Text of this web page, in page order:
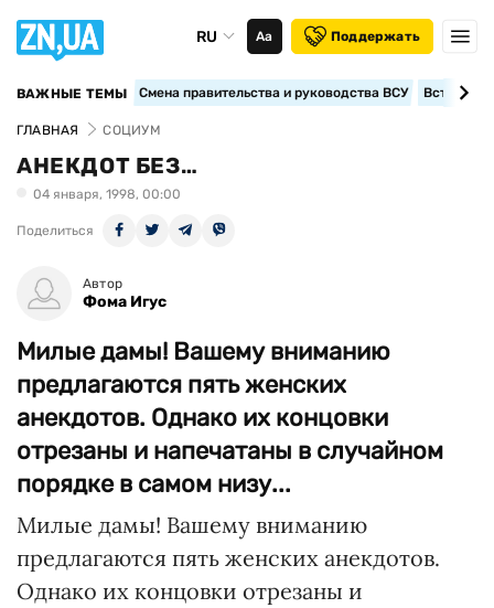
RU Аа Поддержать
ВАЖНЫЕ ТЕМЫ Смена правительства и руководства ВСУ
ГЛАВНАЯ СОЦИУМ
АНЕКДОТ БЕЗ…
04 января, 1998, 00:00
Поделиться
Автор
Фома Игус
Милые дамы! Вашему вниманию
предлагаются пять женских
анекдотов. Однако их концовки
отрезаны и напечатаны в случайном
порядке в самом низу...
Милые дамы! Вашему вниманию
предлагаются пять женских анекдотов.
Однако их концовки отрезаны и